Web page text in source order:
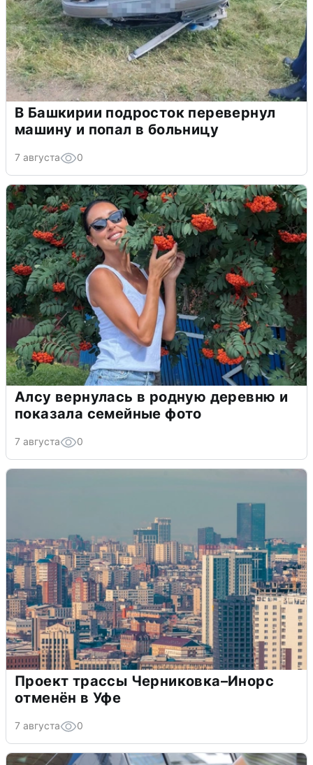
В Башкирии подросток перевернул
машину и попал в больницу
7 августа 0
Алсу вернулась в родную деревню и
показала семейные фото
7 августа 0
Проект трассы Черниковка–Инорс
отменён в Уфе
7 августа 0